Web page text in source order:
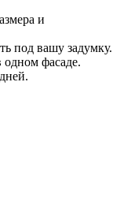
и
под вашу задумку.
одном фасаде.